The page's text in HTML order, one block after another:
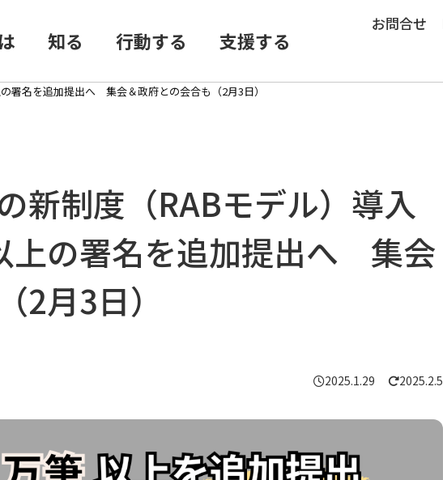
知る 行動する 支援する
お問合せ
署名を追加提出へ 集会＆政府との会合も（2月3日）
新制度（RABモデル）導入
の署名を追加提出へ 集会
2月3日）
2025.1.29 2025.2.5